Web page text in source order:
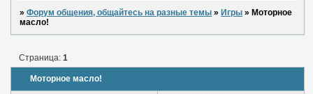
»Форум общения, общайтесь на разные темы »Игры »Моторное
масло!
Моторное масло!
Страница:1